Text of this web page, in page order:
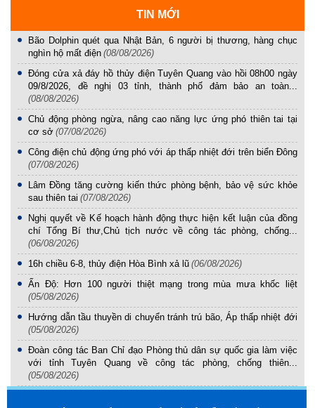
TIN MỚI
Bão Dolphin quét qua Nhật Bản, 6 người bị thương, hàng chục
nghìn hộ mất điện (08/08/2026)
Đóng cửa xả đáy hồ thủy điện Tuyên Quang vào hồi 08h00 ngày
09/8/2026, đề nghị 03 tỉnh, thành phố đảm bảo an toàn...
(08/08/2026)
Chủ động phòng ngừa, nâng cao năng lực ứng phó thiên tai tại
cơ sở (07/08/2026)
Công điện chủ động ứng phó với áp thấp nhiệt đới trên biển Đông
(07/08/2026)
Lâm Đồng tăng cường kiến thức phòng bệnh, bảo vệ sức khỏe
sau thiên tai (07/08/2026)
Nghị quyết về Kế hoạch hành động thực hiện kết luận của đồng
chí Tổng Bí thư,Chủ tịch nước về công tác phòng, chống...
(06/08/2026)
16h chiều 6-8, thủy điện Hòa Bình xả lũ (06/08/2026)
Ấn Độ: Hơn 100 người thiệt mạng trong mùa mưa khốc liệt
(05/08/2026)
Hướng dẫn tầu thuyền di chuyển tránh trú bão, Áp thấp nhiệt đới
(05/08/2026)
Đoàn công tác Ban Chỉ đạo Phòng thủ dân sự quốc gia làm việc
với tỉnh Tuyên Quang về công tác phòng, chống thiên...
(05/08/2026)